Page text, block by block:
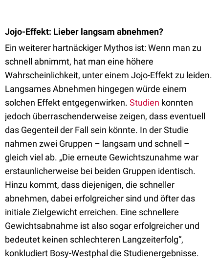
Jojo-Effekt: Lieber langsam abnehmen?
Ein weiterer hartnäckiger Mythos ist: Wenn man zu
schnell abnimmt, hat man eine höhere
Wahrscheinlichkeit, unter einem Jojo-Effekt zu leiden.
Langsames Abnehmen hingegen würde einem
solchen Effekt entgegenwirken. Studien konnten
jedoch überraschenderweise zeigen, dass eventuell
das Gegenteil der Fall sein könnte. In der Studie
nahmen zwei Gruppen – langsam und schnell –
gleich viel ab. „Die erneute Gewichtszunahme war
erstaunlicherweise bei beiden Gruppen identisch.
Hinzu kommt, dass diejenigen, die schneller
abnehmen, dabei erfolgreicher sind und öfter das
initiale Zielgewicht erreichen. Eine schnellere
Gewichtsabnahme ist also sogar erfolgreicher und
bedeutet keinen schlechteren Langzeiterfolg“,
konkludiert Bosy-Westphal die Studienergebnisse.